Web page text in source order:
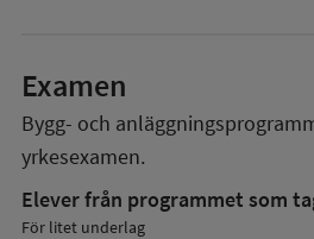
Examen
Bygg- och
yrkesexamen.
Elever från programmet som
För litet underlag